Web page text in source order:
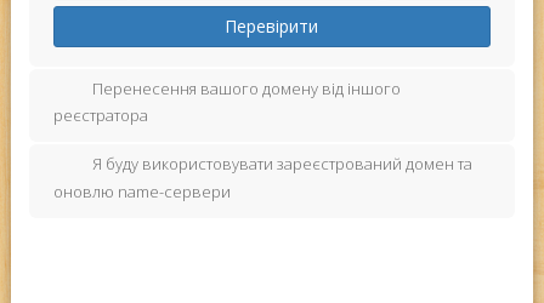
Перевірити
Перенесення вашого домену від іншого
реєстратора
Я буду використовувати зареєстрований домен та
оновлю name-сервери